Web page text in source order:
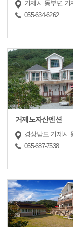
055-634-6262
거제노자산펜션
055-687-7538